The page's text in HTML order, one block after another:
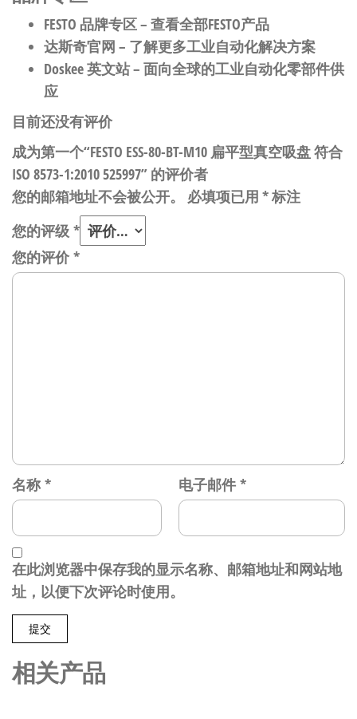
FESTO 品牌专区– 查看全部FESTO产品
达斯奇官网 – 了解更多工业自动化解决方案
Doskee 英文站– 面向全球的工业自动化零部件供
应
目前还没有评价
成为第一个“FESTO ESS-80-BT-M10 扁平型真空吸盘 符合
ISO 8573-1:2010 525997” 的评价者
您的邮箱地址不会被公开。
必填项已用 *标注
您的评级 *
您的评价*
名称 * 电子邮件 *
在此浏览器中保存我的显示名称、邮箱地址和网站地
址，以便下次评论时使用。
相关产品